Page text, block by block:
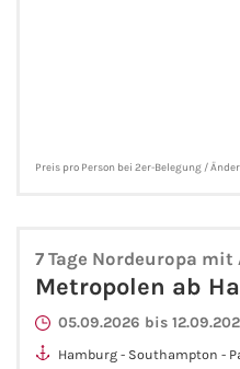
Norwegen-Kreuzfahrt
Orient-Kreuzfahrt
Preis pro Person bei 2er-Belegung /
7 Tage Nordeuropa mit
Metropolen ab
05.09.2026 bis
Hamburg - Southampton -